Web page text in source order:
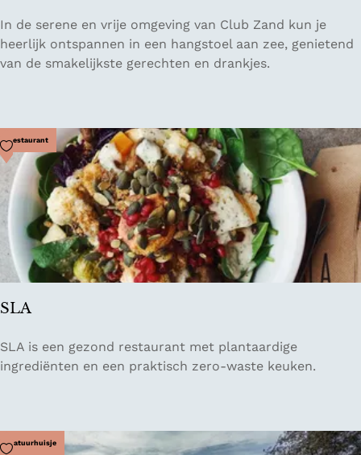
S
t
r
p
a
v
C
u
b
n
d
In de serene en vrije omgeving van Club Zand kun je
heerlijk ontspannen in een hangstoel aan zee, genietend
van de smakelijkste gerechten en drankjes.
SLA
S
L
Restaurant
Voeg toe als favoriet
SLA is een gezond restaurant met plantaardige
ingrediënten en een praktisch zero-waste keuken.
Natuurhuisje
Voeg toe als favoriet